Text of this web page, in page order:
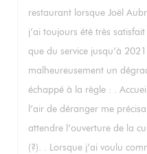
restaurant lorsque Joël
j’ai toujours été très
que du service jusqu’à
malheureusement un
échappé à la règle : .
l’air de déranger me
attendre l’ouverture de la
(?). . Lorsque j’ai voulu